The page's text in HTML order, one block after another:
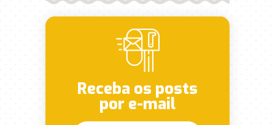
Receba os posts
por e-mail